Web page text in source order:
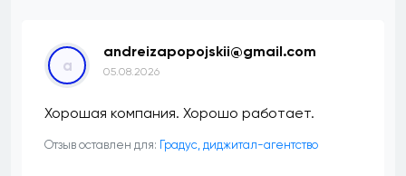
a
andreizapopojskii@gmail.com
05.08.2026
Хорошая компания. Хорошо работает.
Отзыв оставлен для: ​Градус, диджитал-агентство